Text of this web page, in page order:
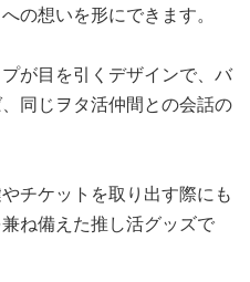
の想いを形にできます。
が目を引くデザインで、バ
同じヲタ活仲間との会話の
チケットを取り出す際にも
ね備えた推し活グッズで